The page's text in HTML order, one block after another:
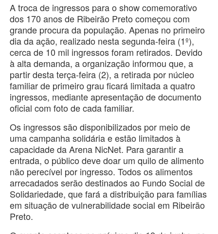
A troca de ingressos para o show comemorativo
dos 170 anos de Ribeirão Preto começou com
grande procura da população. Apenas no primeiro
dia da ação, realizado nesta segunda-feira (1º),
cerca de 10 mil ingressos foram retirados. Devido
à alta demanda, a organização informou que, a
partir desta terça-feira (2), a retirada por núcleo
familiar de primeiro grau ficará limitada a quatro
ingressos, mediante apresentação de documento
oficial com foto de cada familiar.
Os ingressos são disponibilizados por meio de
uma campanha solidária e estão limitados à
capacidade da Arena NicNet. Para garantir a
entrada, o público deve doar um quilo de alimento
não perecível por ingresso. Todos os alimentos
arrecadados serão destinados ao Fundo Social de
Solidariedade, que fará a distribuição para famílias
em situação de vulnerabilidade social em Ribeirão
Preto.